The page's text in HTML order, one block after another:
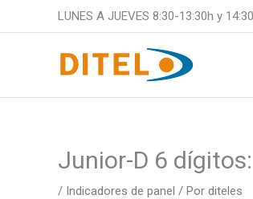
LUNES A JUEVES 8:30-13:30h y
Junior-D 6
/ Indicadores de panel / Por diteles